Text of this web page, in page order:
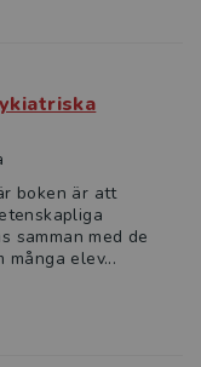
boken är att
samman med de
många elev...